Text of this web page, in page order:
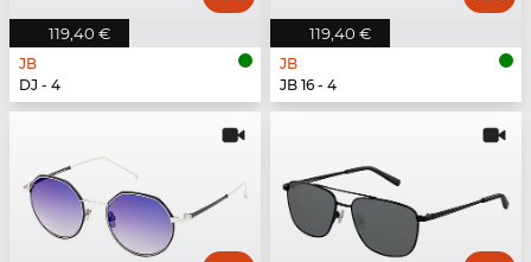
119,40 €
JB
DJ - 4
119,40 €
JB
JB 16 - 4